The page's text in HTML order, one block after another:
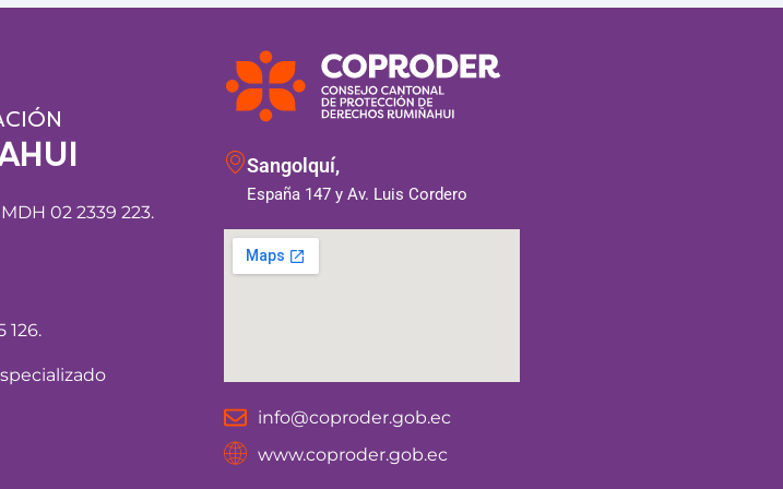
02 2339 223.
126.
Sangolquí,
España 147 y Av. Luis Cordero
info@coproder.gob.ec
www.coproder.gob.ec